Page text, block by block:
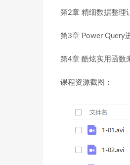
第2章 精细数据整理
第3章 Power Query
第4章 酷炫实用函数
课程资源截图：